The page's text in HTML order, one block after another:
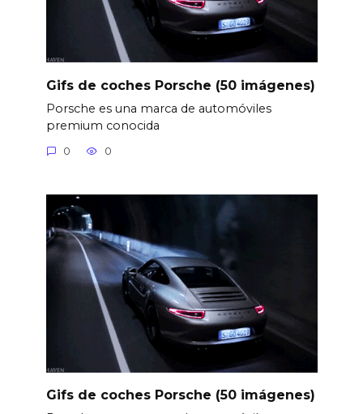
Gifs de coches Porsche (50 imágenes)
Porsche es una marca de automóviles
premium conocida
0 0
Gifs de coches Porsche (50 imágenes)